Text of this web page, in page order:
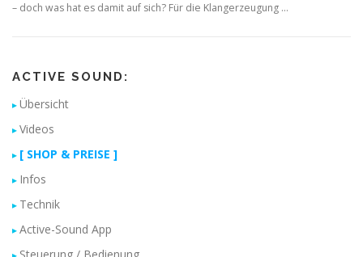
– doch was hat es damit auf sich? Für die Klangerzeugung …
ACTIVE SOUND:
Übersicht
Videos
[ SHOP & PREISE ]
Infos
Technik
Active-Sound App